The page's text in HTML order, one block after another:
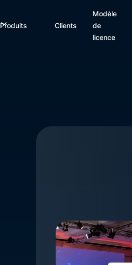
Produits Clients
Modèle
de
licence